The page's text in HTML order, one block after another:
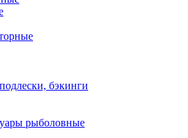
бэкинги
рыболовные